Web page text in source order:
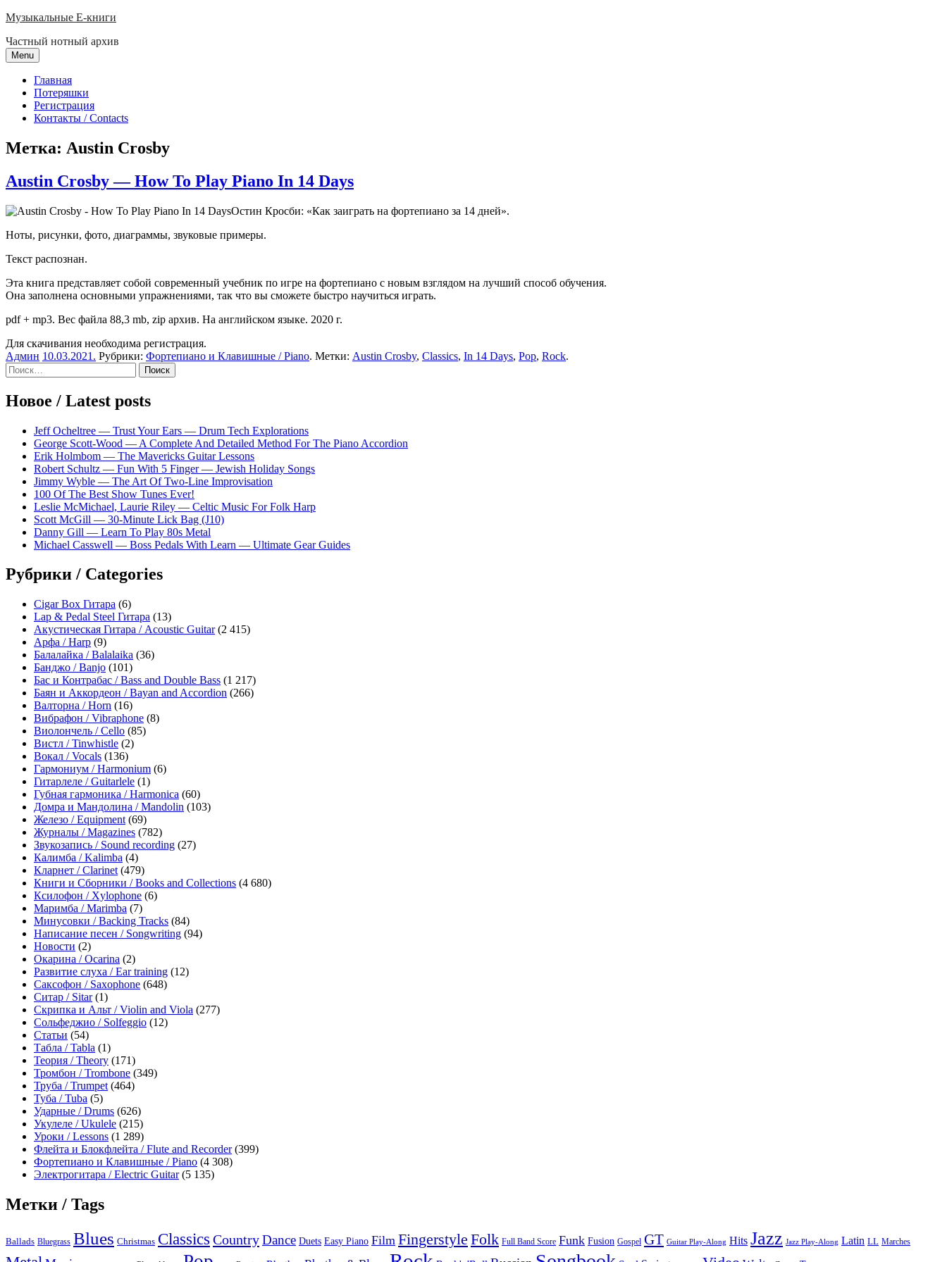
Skip
content
Музыкальные E-книги
Частный нотный архив
Menu
Главная
Потеряшки
Регистрация
Контакты / Contacts
Метка: Austin Crosby
Austin Crosby — How To Play Piano In 14 Days
Остин Кросби: «Как заиграть на фортепиано за 14 дней».
Ноты, рисунки, фото, диаграммы, звуковые примеры.
Текст распознан.
Эта книга представляет собой современный учебник по игре на фортепиано с новым взглядом на лучший способ обучения.
Она заполнена основными упражнениями, так что вы сможете быстро научиться играть.
pdf + mp3. Вес файла 88,3 mb, zip архив. На английском языке. 2020 г.
Для скачивания необходима регистрация.
Админ 10.03.2021 . Рубрики: Фортепиано и Клавишные / Piano. Метки: Austin Crosby, Classics, In 14 Days, Pop, Rock.
Sidebar
Найти:
Новое / Latest posts
Jeff Ocheltree — Trust Your Ears — Drum Tech Explorations
George Scott-Wood — A Complete And Detailed Method For The Piano Accordion
Erik Holmbom — The Mavericks Guitar Lessons
Robert Schultz — Fun With 5 Finger — Jewish Holiday Songs
Jimmy Wyble — The Art Of Two-Line Improvisation
100 Of The Best Show Tunes Ever!
Leslie McMichael, Laurie Riley — Celtic Music For Folk Harp
Scott McGill — 30-Minute Lick Bag (J10)
Danny Gill — Learn To Play 80s Metal
Michael Casswell — Boss Pedals With Learn — Ultimate Gear Guides
Рубрики / Categories
Cigar Box Гитара (6)
Lap & Pedal Steel Гитара (13)
Акустическая Гитара / Acoustic Guitar(2 415)
Арфа / Harp (9)
Балалайка / Balalaika (36)
Банджо / Banjo (101)
Бас и Контрабас / Bass and Double Bass (1 217)
Баян и Аккордеон / Bayan and Accordion (266)
Валторна / Horn (16)
Вибрафон / Vibraphone (8)
Виолончель / Cello (85)
Вистл / Tinwhistle (2)
Вокал / Vocals (136)
Гармониум / Harmonium (6)
Гитарлеле / Guitarlele (1)
Губная гармоника / Harmonica (60)
Домра и Мандолина / Mandolin (103)
Железо / Equipment (69)
Журналы / Magazines (782)
Звукозапись / Sound recording (27)
Калимба / Kalimba (4)
Кларнет / Clarinet (479)
Книги и Сборники / Books and Collections (4 680)
Ксилофон / Xylophone (6)
Маримба / Marimba (7)
Минусовки / Backing Tracks (84)
Написание песен / Songwriting (94)
Новости (2)
Окарина / Ocarina (2)
Развитие слуха / Ear training (12)
Саксофон / Saxophone (648)
Ситар / Sitar(1)
Скрипка и Альт / Violin and Viola (277)
Сольфеджио / Solfeggio (12)
Статьи (54)
Табла / Tabla (1)
Теория / Theory (171)
Тромбон / Trombone (349)
Труба / Trumpet (464)
Туба / Tuba (5)
Ударные / Drums (626)
Укулеле / Ukulele (215)
Уроки / Lessons (1 289)
Флейта и Блокфлейта / Flute and Recorder(399)
Фортепиано и Клавишные / Piano (4 308)
Электрогитара / Electric Guitar(5 135)
Метки / Tags
Ballads Bluegrass Blues Christmas Classics CountryDance Duets Easy Piano Film Fingerstyle Folk Full Band Score Funk Fusion Gospel GT Guitar Play-Along Hits Jazz Jazz Play-Along Latin LL Marches